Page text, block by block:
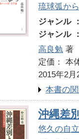
琉球弧か
ジャンル
ジャンル
高良勉 著
定価：
2015年2月
本書の
沖縄差
悠久の自